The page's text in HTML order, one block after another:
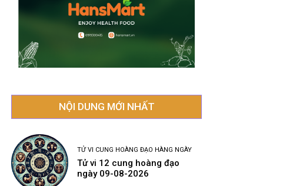
NỘI DUNG MỚI NHẤT
TỬ VI CUNG HOÀNG ĐẠO HÀNG NGÀY
Tử vi 12 cung hoàng đạo
ngày 09-08-2026